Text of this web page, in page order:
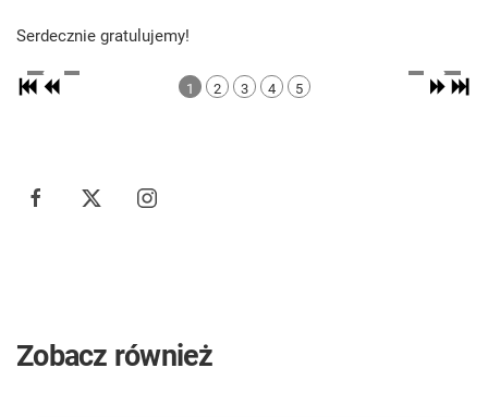
Serdecznie gratulujemy!
1 2 3 4 5
Zobacz również